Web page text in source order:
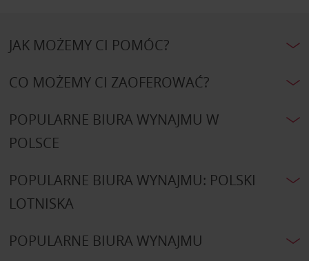
JAK MOŻEMY CI POMÓC?
CO MOŻEMY CI ZAOFEROWAĆ?
POPULARNE BIURA WYNAJMU W
POLSCE
POPULARNE BIURA WYNAJMU: POLSKI
LOTNISKA
POPULARNE BIURA WYNAJMU